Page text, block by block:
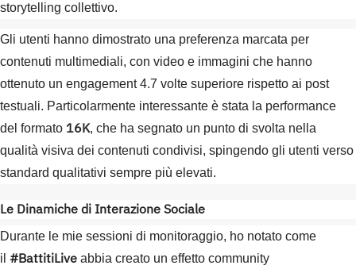
storytelling collettivo.
Gli utenti hanno dimostrato una preferenza marcata per
contenuti multimediali, con video e immagini che hanno
ottenuto un engagement 4.7 volte superiore rispetto ai post
testuali. Particolarmente interessante è stata la performance
del formato 16K, che ha segnato un punto di svolta nella
qualità visiva dei contenuti condivisi, spingendo gli utenti verso
standard qualitativi sempre più elevati.
Le Dinamiche di Interazione Sociale
Durante le mie sessioni di monitoraggio, ho notato come
il #BattitiLive abbia creato un effetto community